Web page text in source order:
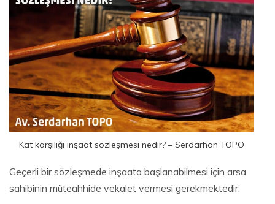
Kat karşılığı inşaat sözleşmesi nedir? – Serdarhan TOPO
Geçerli bir sözleşmede inşaata başlanabilmesi için arsa
sahibinin müteahhide vekalet vermesi gerekmektedir.